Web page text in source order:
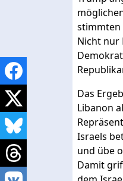
stimmten
Nicht nur
Das
Libanon
Israels
und übe
Damit